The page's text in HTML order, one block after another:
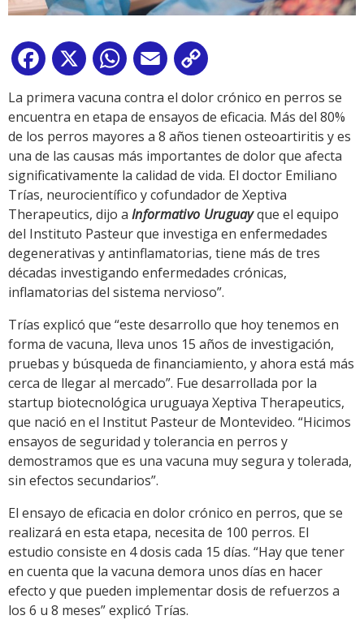
Facebook
X WhatsApp
Email
Link
La primera vacuna contra el dolor crónico en perros se
encuentra en etapa de ensayos de eficacia. Más del 80%
de los perros mayores a 8 años tienen osteoartiritis y es
una de las causas más importantes de dolor que afecta
significativamente la calidad de vida. El doctor Emiliano
Trías, neurocientífico y cofundador de Xeptiva
Therapeutics, dijo a Informativo Uruguayque el equipo
del Instituto Pasteur que investiga en enfermedades
degenerativas y antinflamatorias, tiene más de tres
décadas investigando enfermedades crónicas,
inflamatorias del sistema nervioso”.
Trías explicó que “este desarrollo que hoy tenemos en
forma de vacuna, lleva unos 15 años de investigación,
pruebas y búsqueda de financiamiento, y ahora está más
cerca de llegar al mercado”. Fue desarrollada por la
startup biotecnológica uruguaya Xeptiva Therapeutics,
que nació en el Institut Pasteur de Montevideo. “Hicimos
ensayos de seguridad y tolerancia en perros y
demostramos que es una vacuna muy segura y tolerada,
sin efectos secundarios”.
El ensayo de eficacia en dolor crónico en perros, que se
realizará en esta etapa, necesita de 100 perros. El
estudio consiste en 4 dosis cada 15 días. “Hay que tener
en cuenta que la vacuna demora unos días en hacer
efecto y que pueden implementar dosis de refuerzos a
los 6 u 8 meses” explicó Trías.